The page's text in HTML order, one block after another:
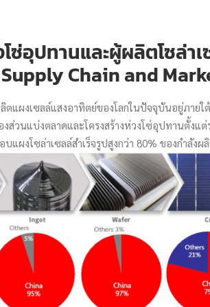
ซ่อุปทานและผู้ผลิตโซล่า
Chain and
แผงเซลล์แสงอาทิตย์ของโลกในปัจจุบันอยู่ภายใ
ส่วนแบ่งตลาดและโครงสร้างห่วงโซ่อุปทานตั้ง
แผงโซล่าเซลล์สำเร็จรูปสูงกว่า 80% ของกำลังผ